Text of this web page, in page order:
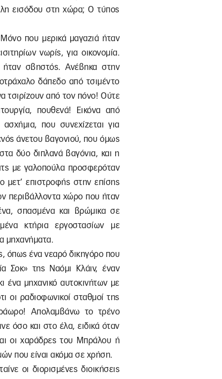
εισόδου στη χώρα; Ο τύπος
που μερικά μαγαζιά ήταν
νωρίς, για οικονομία.
ήταν σβηστός. Ανέβηκα στην
δάπεδο από τσιμέντο
τσιρίζουν από τον πόνο! Ούτε
πουθενά! Εικόνα από
που συνεχίζεται για
άνετου βαγονιού, που όμως
δύο διπλανά βαγόνια, και η
με γαλοπούλα προσφερόταν
μετ’ επιστροφής στην επίσης
περιβάλλοντα χώρο που ήταν
σπασμένα και βρώμικα σε
κτήρια εργοστασίων με
μηχανήματα.
όπως ένα νεαρό δικηγόρο που
Σοκ» της Ναόμι Κλάιν, έναν
ένα μηχανικό αυτοκινήτων με
οι ραδιοφωνικοί σταθμοί της
Απολαμβάνω το τρένο
όσο και στο έλα, ειδικά όταν
οι χαράδρες του Μπράλου ή
που είναι ακόμα σε χρήση.
οι διορισμένες διοικήσεις